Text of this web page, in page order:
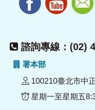
諮詢專線：(02)
署本部
100210臺北市中
星期一至星期五